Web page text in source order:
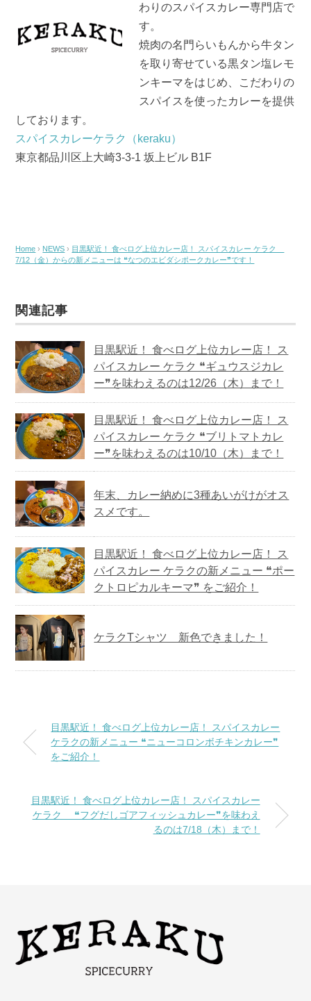
k
わりのスパイスカレー専門店で
す。
焼肉の名門らいもんから牛タン
を取り寄せている黒タン塩レモ
ンキーマをはじめ、こだわりの
スパイスを使ったカレーを提供
しております。
スパイスカレーケラク（keraku）
東京都品川区上大崎3-3-1 坂上ビル B1F
Home › NEWS › 目黒駅近！ 食べログ上位カレー店！ スパイスカレー ケラク
7/12（金）からの新メニューは ❝なつのエビダシポークカレー❞です！
関連記事
目黒駅近！ 食べログ上位カレー店！ ス
パイスカレー ケラク ❝ギュウスジカレ
ー❞を味わえるのは12/26（木）まで！
目黒駅近！ 食べログ上位カレー店！ ス
パイスカレー ケラク ❝ブリトマトカレ
ー❞を味わえるのは10/10（木）まで！
年末、カレー納めに3種あいがけがオス
スメです。
目黒駅近！ 食べログ上位カレー店！ ス
パイスカレー ケラクの新メニュー ❝ポー
クトロピカルキーマ❞ をご紹介！
ケラクTシャツ 新色できました！
目黒駅近！ 食べログ上位カレー店！ スパイスカレー
ケラクの新メニュー ❝ニューコロンボチキンカレー❞
をご紹介！
目黒駅近！ 食べログ上位カレー店！ スパイスカレー
ケラク ❝フグだしゴアフィッシュカレー❞を味わえ
るのは7/18（木）まで！